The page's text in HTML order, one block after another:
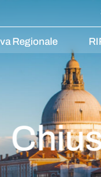
Regionale